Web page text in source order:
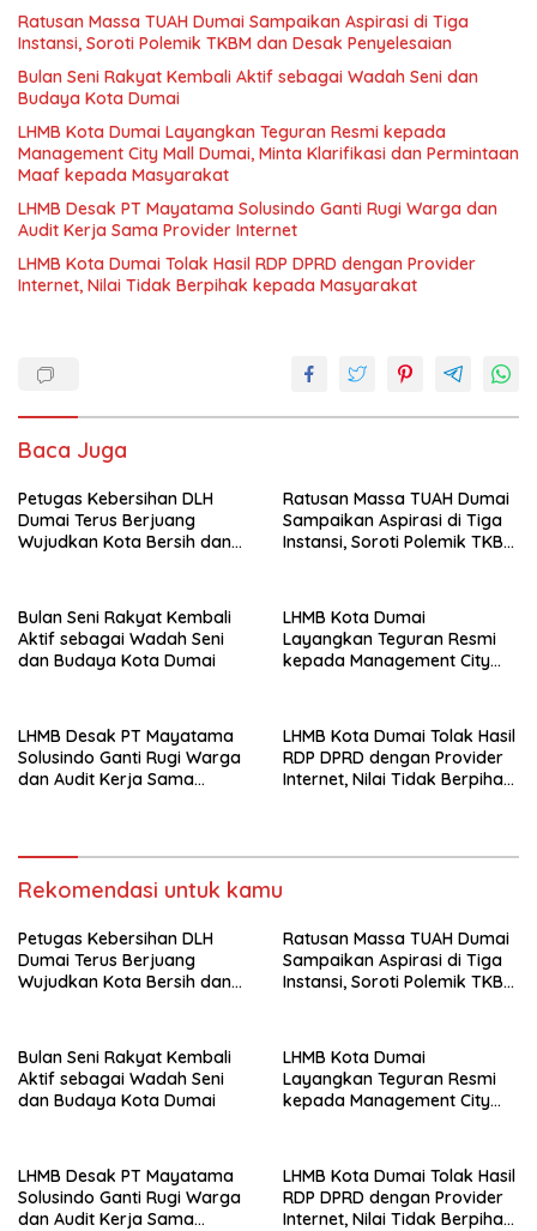
Ratusan Massa TUAH Dumai Sampaikan Aspirasi di Tiga
Instansi, Soroti Polemik TKBM dan Desak Penyelesaian
Bulan Seni Rakyat Kembali Aktif sebagai Wadah Seni dan
Budaya Kota Dumai
LHMB Kota Dumai Layangkan Teguran Resmi kepada
Management City Mall Dumai, Minta Klarifikasi dan Permintaan
Maaf kepada Masyarakat
LHMB Desak PT Mayatama Solusindo Ganti Rugi Warga dan
Audit Kerja Sama Provider Internet
LHMB Kota Dumai Tolak Hasil RDP DPRD dengan Provider
Internet, Nilai Tidak Berpihak kepada Masyarakat
Baca Juga
Petugas Kebersihan DLH
Dumai Terus Berjuang
Wujudkan Kota Bersih dan
Ratusan Massa TUAH Dumai
Sampaikan Aspirasi di Tiga
Instansi, Soroti Polemik TKBM
Bulan Seni Rakyat Kembali
Aktif sebagai Wadah Seni
dan Budaya Kota Dumai
LHMB Kota Dumai
Layangkan Teguran Resmi
kepada Management City
kepada Masyarakat
LHMB Desak PT Mayatama
Solusindo Ganti Rugi Warga
dan Audit Kerja Sama
LHMB Kota Dumai Tolak Hasil
RDP DPRD dengan Provider
Internet, Nilai Tidak Berpihak
Rekomendasi untuk kamu
Petugas Kebersihan DLH
Dumai Terus Berjuang
Wujudkan Kota Bersih dan
Ratusan Massa TUAH Dumai
Sampaikan Aspirasi di Tiga
Instansi, Soroti Polemik TKBM
Bulan Seni Rakyat Kembali
Aktif sebagai Wadah Seni
dan Budaya Kota Dumai
LHMB Kota Dumai
Layangkan Teguran Resmi
kepada Management City
kepada Masyarakat
LHMB Desak PT Mayatama
Solusindo Ganti Rugi Warga
dan Audit Kerja Sama
LHMB Kota Dumai Tolak Hasil
RDP DPRD dengan Provider
Internet, Nilai Tidak Berpihak